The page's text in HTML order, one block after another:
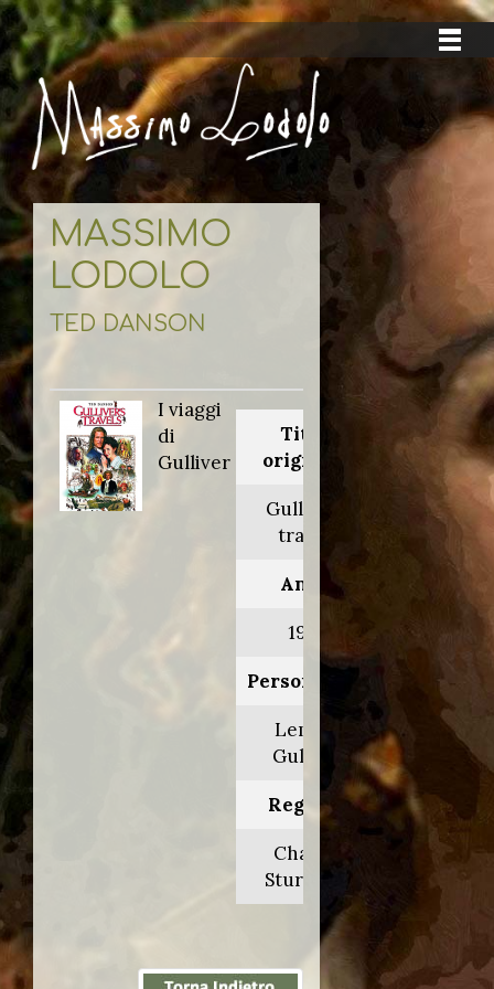
MASSIMO
LODOLO
TED DANSON
I viaggi
di
Gulliver
Titolo
originale:
Gulliver's
travels
Anno:
1996
Personaggio:
Lemuel
Gulliver
Regia di:
Charles
Sturridge